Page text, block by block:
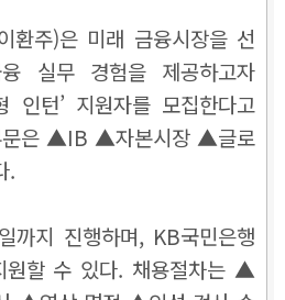
환주)은 미래 금융시장을 선
실무 경험을 제공하고자
인턴’ 지원자를 모집한다고
문은 ▲IB ▲자본시장 ▲글로
.
까지 진행하며, KB국민은행
원할 수 있다. 채용절차는 ▲